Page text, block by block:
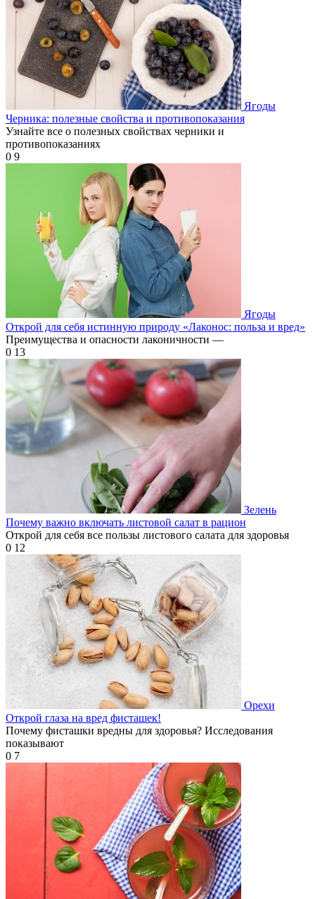
Ягоды
Черника: полезные свойства и противопоказания
Узнайте все о полезных свойствах черники и
противопоказаниях
0 9
Ягоды
Открой для себя истинную природу «Лаконос: польза и вред»
Преимущества и опасности лаконичности —
0 13
Зелень
Почему важно включать листовой салат в рацион
Открой для себя все пользы листового салата для здоровья
0 12
Орехи
Открой глаза на вред фисташек!
Почему фисташки вредны для здоровья? Исследования
показывают
0 7